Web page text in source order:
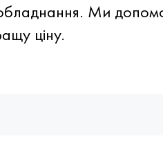
обладнання. Ми
ціну.